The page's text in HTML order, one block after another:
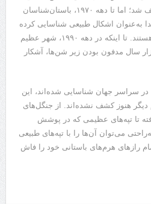
«مکس اوهل» (Max Uhle) کشف شد؛ اما تا دهه ۱۹۷۰، باستان‌شناسان
به‌عنوان اشکال طبیعی شناسایی کرده
بودند، در واقع هرم‌های پلکانی هستند. تا اینکه در دهه ۱۹۹۰، شهر عظیم
پنج هزار سال مدفون بودن زیر شن‌ها، آشکار
در سراسر جهان شناسایی شده‌اند، این
هنوز کشف نشده‌اند. از جنگل‌های
تا تپه‌های عظیمی که در پوشش
می‌توان آن‌ها را با تپه‌های طبیعی
رازهای هرم‌های باستانی خود را فاش